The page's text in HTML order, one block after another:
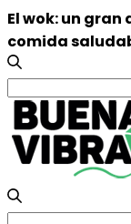
El wok: un
comida
Search
for:
Search